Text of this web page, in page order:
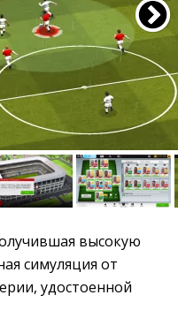
высокую
симуляция от
удостоенной